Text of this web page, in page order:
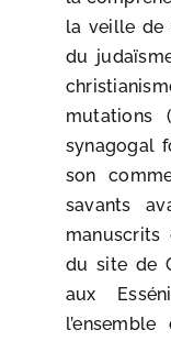
la veille de
du
mutations
synagogal
son
savants
du site de
aux